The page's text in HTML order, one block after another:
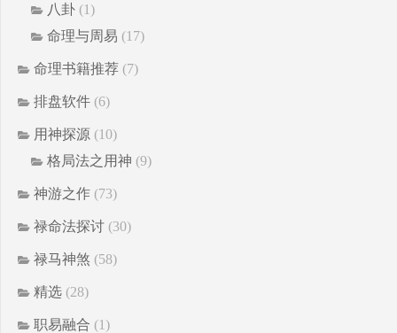
八卦 (1)
命理与周易 (17)
命理书籍推荐 (7)
排盘软件 (6)
用神探源 (10)
格局法之用神 (9)
神游之作 (73)
禄命法探讨 (30)
禄马神煞 (58)
精选 (28)
职易融合 (1)